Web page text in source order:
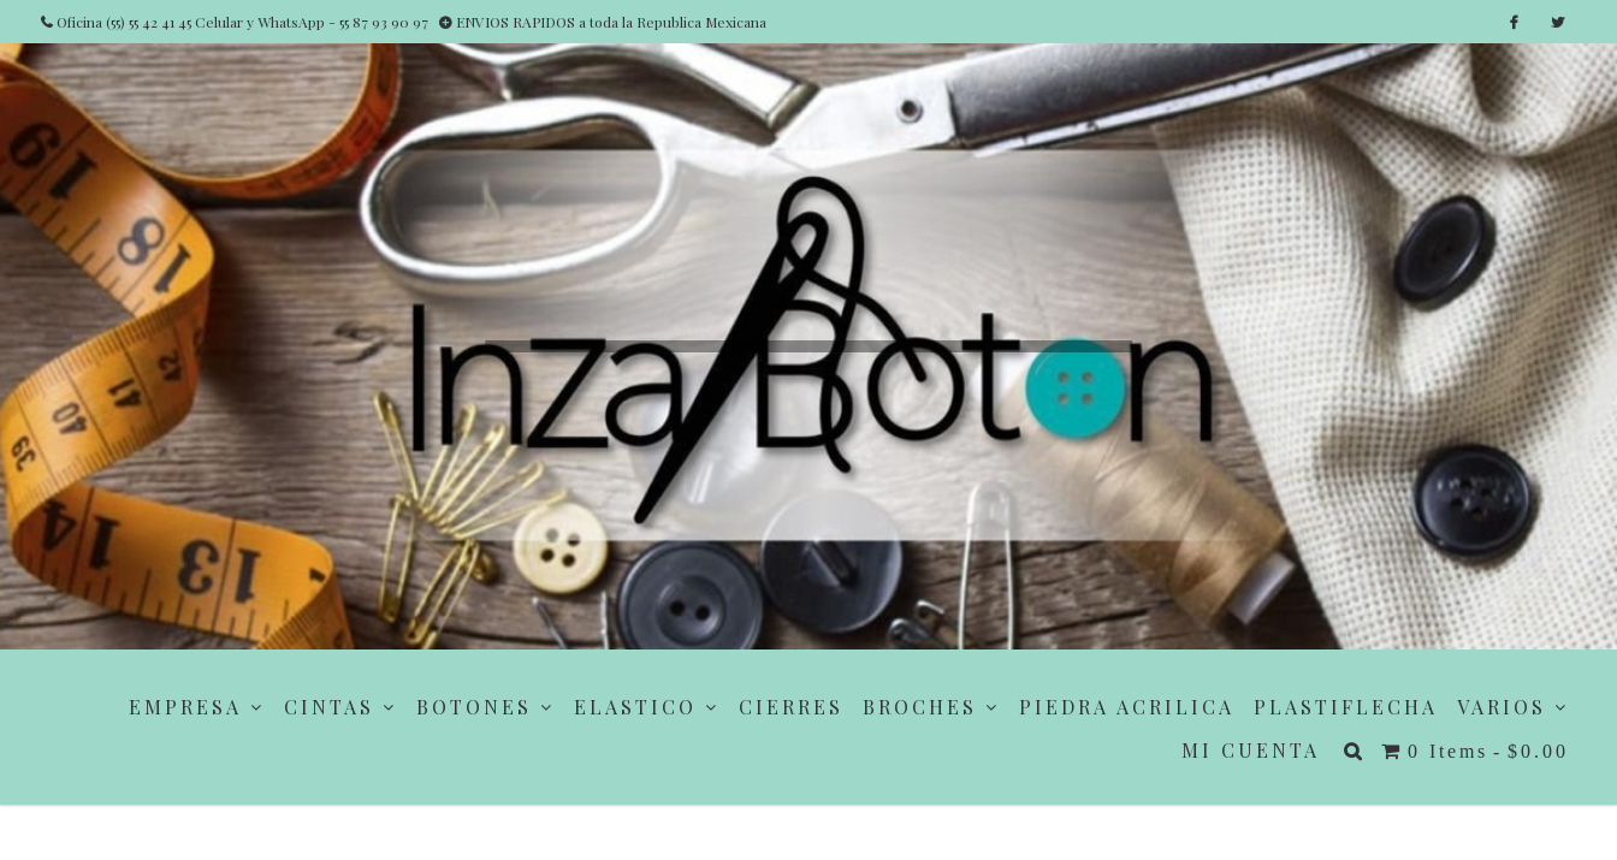
Oficina (55) 55 42 41 45 Celular y WhatsApp - 55 87 93 90 97 ENVIOS RAPIDOS a toda la Republica Mexicana
EMPRESA CINTAS BOTONES ELASTICO CIERRES BROCHES PIEDRA ACRILICA PLASTIFLECHA
VARIOS
MI CUENTA
0 Items $0.00